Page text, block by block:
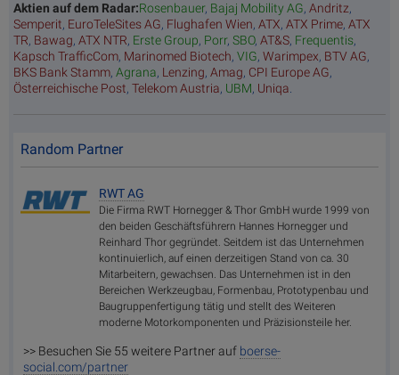
Aktien auf dem Radar:Rosenbauer, Bajaj Mobility AG, Andritz,
Semperit, EuroTeleSites AG, Flughafen Wien, ATX, ATX Prime, ATX
TR, Bawag, ATX NTR, Erste Group, Porr, SBO, AT&S, Frequentis,
Kapsch TrafficCom, Marinomed Biotech, VIG, Warimpex, BTV AG,
BKS Bank Stamm, Agrana, Lenzing, Amag, CPI Europe AG,
Österreichische Post, Telekom Austria, UBM, Uniqa.
Random Partner
RWT AG
Die Firma RWT Hornegger & Thor GmbH wurde 1999 von
den beiden Geschäftsführern Hannes Hornegger und
Reinhard Thor gegründet. Seitdem ist das Unternehmen
kontinuierlich, auf einen derzeitigen Stand von ca. 30
Mitarbeitern, gewachsen. Das Unternehmen ist in den
Bereichen Werkzeugbau, Formenbau, Prototypenbau und
Baugruppenfertigung tätig und stellt des Weiteren
moderne Motorkomponenten und Präzisionsteile her.
>> Besuchen Sie 55 weitere Partner auf boerse-
social.com/partner